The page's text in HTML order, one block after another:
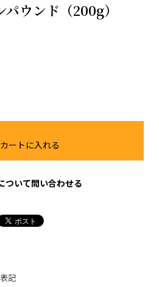
ウンド（200g）
カートに入れる
ついて問い合わせる
記